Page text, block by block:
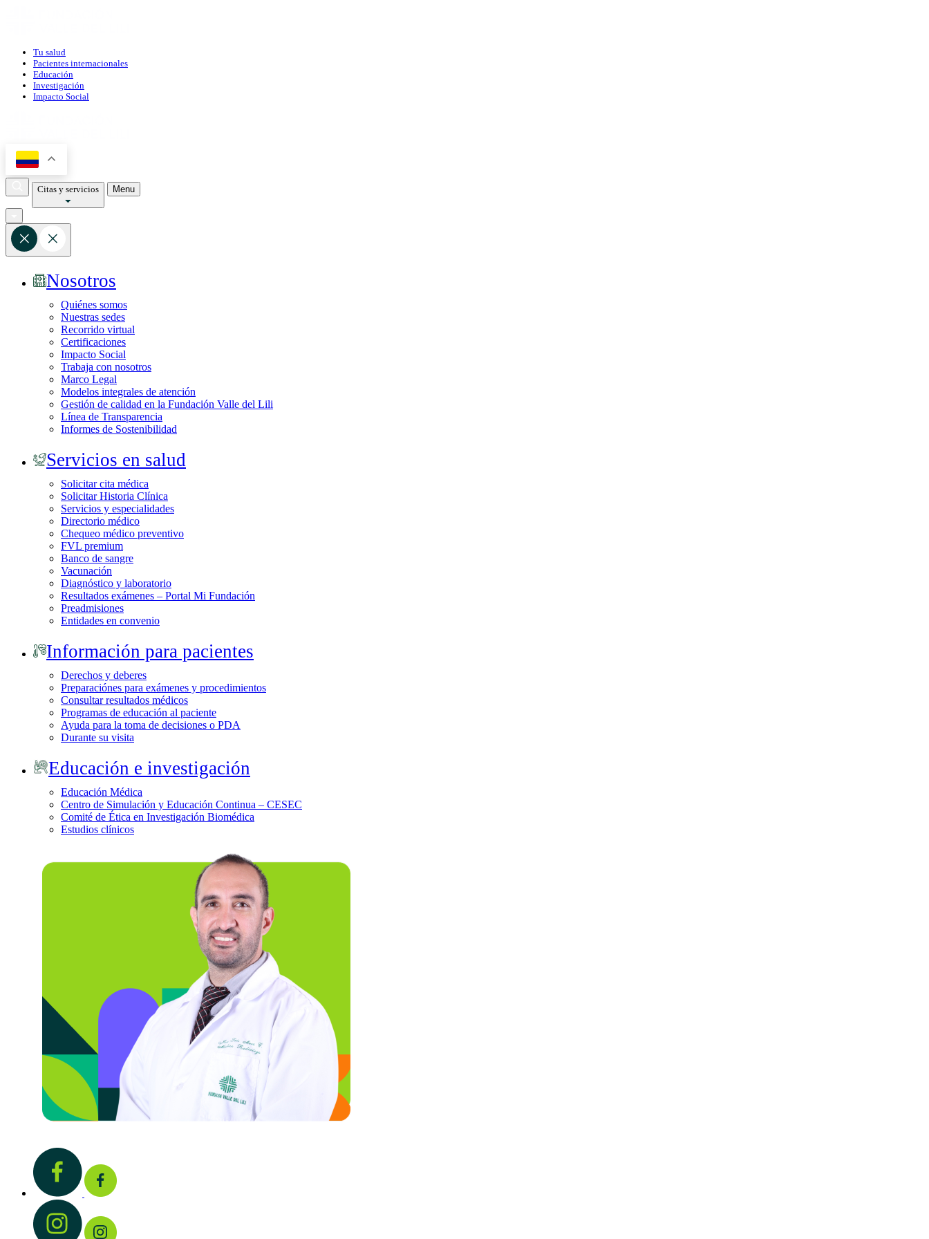
Tu salud
Pacientes internacionales
Educación
Investigación
Impacto Social
Citas y servicios Menu
Nosotros
Quiénes somos
Nuestras sedes
Recorrido virtual
Certificaciones
Impacto Social
Trabaja con nosotros
Marco Legal
Modelos integrales de atención
Gestión de calidad en la Fundación Valle del Lili
Línea de Transparencia
Informes de Sostenibilidad
Servicios en salud
Solicitar cita médica
Solicitar Historia Clínica
Servicios y especialidades
Directorio médico
Chequeo médico preventivo
FVL premium
Banco de sangre
Vacunación
Diagnóstico y laboratorio
Resultados exámenes – Portal Mi Fundación
Preadmisiones
Entidades en convenio
Información para pacientes
Derechos y deberes
Preparaciónes para exámenes y procedimientos
Consultar resultados médicos
Programas de educación al paciente
Ayuda para la toma de decisiones o PDA
Durante su visita
Educación e investigación
Educación Médica
Centro de Simulación y Educación Continua – CESEC
Comité de Ética en Investigación Biomédica
Estudios clínicos